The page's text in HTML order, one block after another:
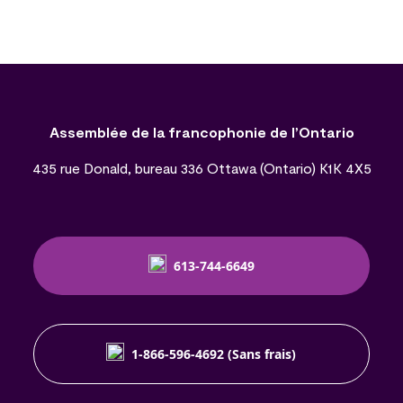
Assemblée de la francophonie de l’Ontario
435 rue Donald, bureau 336 Ottawa (Ontario) K1K 4X5
613-744-6649
1-866-596-4692 (Sans frais)